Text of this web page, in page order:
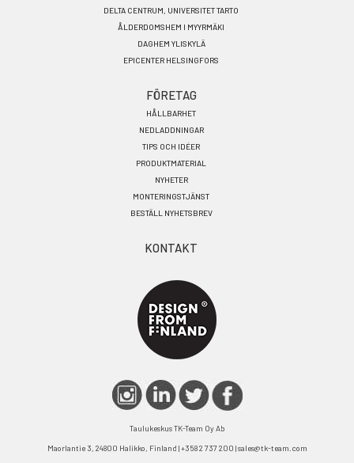
DELTA CENTRUM, UNIVERSITET TARTO
ÅLDERDOMSHEM I MYYRMÄKI
DAGHEM YLISKYLÄ
EPICENTER HELSINGFORS
FÖRETAG
HÅLLBARHET
NEDLADDNINGAR
TIPS OCH IDÉER
PRODUKTMATERIAL
NYHETER
MONTERINGSTJÄNST
BESTÄLL NYHETSBREV
KONTAKT
Taulukeskus TK-Team Oy Ab
Maorlantie 3, 24800 Halikko, Finland | +358 2 737 200 | sales@tk-team.com